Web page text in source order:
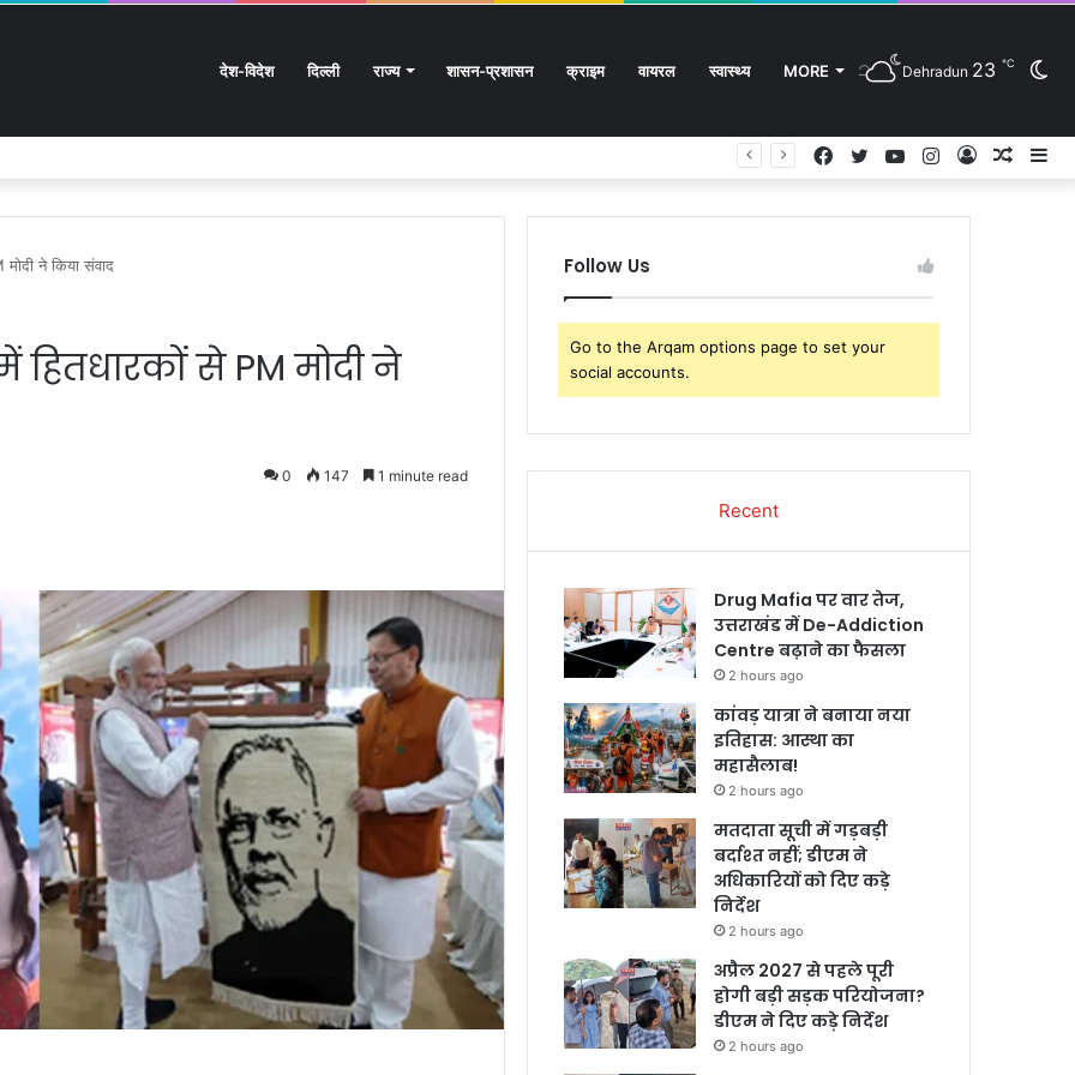
देश-विदेश दिल्ली राज्य शासन-प्रशासन क्राइम वायरल स्वास्थ्य MORE Dehradun 23 ℃
आस्था का महासैलाब!
Log
Instagram
YouTube
Twitter
Facebook
ने किया संवाद
हितधारकों से PM मोदी ने
0 147 1 minute read
Follow Us
Go to the Arqam options page to set your
social accounts.
Recent
Drug Mafia पर वार तेज,
उत्तराखंड में De-Addiction
Centre बढ़ाने का फैसला
2 hours ago
कांवड़ यात्रा ने बनाया नया
इतिहास: आस्था का
महासैलाब!
2 hours ago
मतदाता सूची में गड़बड़ी
बर्दाश्त नहीं; डीएम ने
अधिकारियों को दिए कड़े
निर्देश
2 hours ago
अप्रैल 2027 से पहले पूरी
होगी बड़ी सड़क परियोजना?
डीएम ने दिए कड़े निर्देश
2 hours ago